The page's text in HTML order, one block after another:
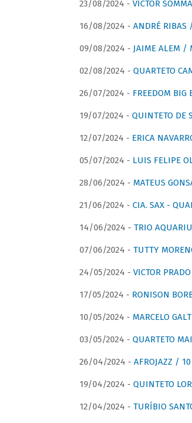
23/08/2024 - VICTOR
16/08/2024 - ANDRÉ
09/08/2024 - JAIME ALEM
02/08/2024 - QUARTETO
26/07/2024 - FREEDOM BIG
19/07/2024 - QUINTETO
12/07/2024 - ERICA
05/07/2024 - LUIS FELIPE
28/06/2024 - MATEUS
21/06/2024 - CIA. SAX -
14/06/2024 - TRIO
07/06/2024 - TUTTY
24/05/2024 - VICTOR
17/05/2024 - RONISON
10/05/2024 - MARCELO
03/05/2024 - QUARTETO
26/04/2024 - AFROJAZZ /
19/04/2024 - QUINTETO
12/04/2024 - TURÍBIO